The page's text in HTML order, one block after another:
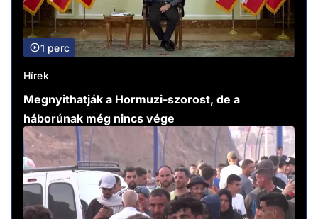
1 perc
Hírek
Megnyithatják a Hormuzi-szorost, de a
háborúnak még nincs vége